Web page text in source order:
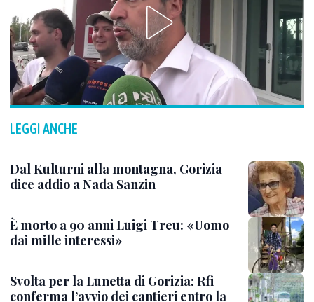
LEGGI ANCHE
Dal Kulturni alla montagna, Gorizia
dice addio a Nada Sanzin
È morto a 90 anni Luigi Treu: «Uomo
dai mille interessi»
Svolta per la Lunetta di Gorizia: Rfi
conferma l’avvio dei cantieri entro la